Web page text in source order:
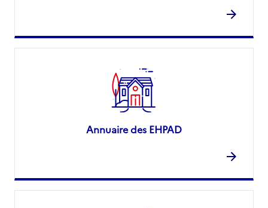
Annuaire des EHPAD